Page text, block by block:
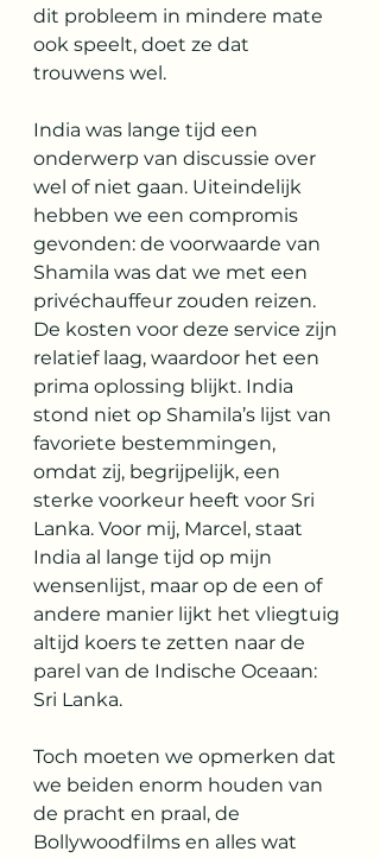
dit probleem in mindere mate
ook speelt, doet ze dat
trouwens wel.
India was lange tijd een
onderwerp van discussie over
wel of niet gaan. Uiteindelijk
hebben we een compromis
gevonden: de voorwaarde van
Shamila was dat we met een
privéchauffeur zouden reizen.
De kosten voor deze service zijn
relatief laag, waardoor het een
prima oplossing blijkt. India
stond niet op Shamila’s lijst van
favoriete bestemmingen,
omdat zij, begrijpelijk, een
sterke voorkeur heeft voor Sri
Lanka. Voor mij, Marcel, staat
India al lange tijd op mijn
wensenlijst, maar op de een of
andere manier lijkt het vliegtuig
altijd koers te zetten naar de
parel van de Indische Oceaan:
Sri Lanka.
Toch moeten we opmerken dat
we beiden enorm houden van
de pracht en praal, de
Bollywoodfilms en alles wat